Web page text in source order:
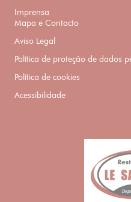
Imprensa
Mapa e Contacto
Aviso Legal
Política de proteção de dados
Política de cookies
Acessibilidade